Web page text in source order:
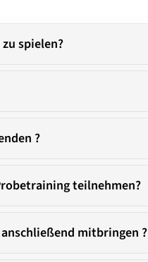
spielen?
?
teilnehmen?
mitbringen ?
e.V.